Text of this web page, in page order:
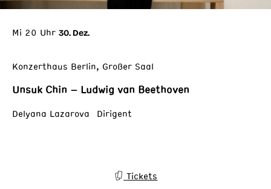
Mi 20 Uhr 30. Dez.
Konzerthaus Berlin, Großer Saal
Unsuk Chin – Ludwig van Beethoven
Delyana Lazarova Dirigent
Tickets